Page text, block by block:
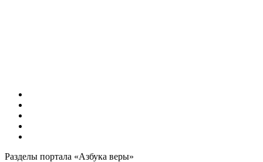
Разделы портала «Азбука веры»